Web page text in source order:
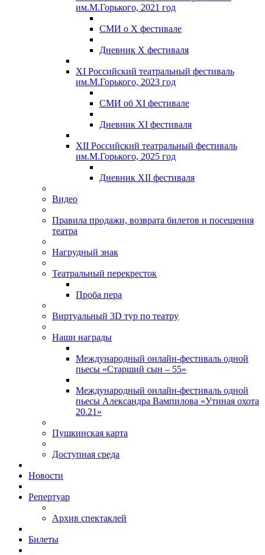
им.М.Горького, 2021 год
СМИ о X фестивале
Дневник X фестиваля
XI Российский театральный фестиваль
им.М.Горького, 2023 год
СМИ об XI фестивале
Дневник XI фестиваля
XII Российский театральный фестиваль
им.М.Горького, 2025 год
Дневник XII фестиваля
Видео
Правила продажи, возврата билетов и посещения
театра
Нагрудный знак
Театральный перекресток
Проба пера
Виртуальный 3D тур по театру
Наши награды
Международный онлайн-фестиваль одной
пьесы «Старший сын – 55»
Международный онлайн-фестиваль одной
пьесы Александра Вампилова «Утиная охота
20.21»
Пушкинская карта
Доступная среда
Новости
Репертуар
Архив спектаклей
Билеты